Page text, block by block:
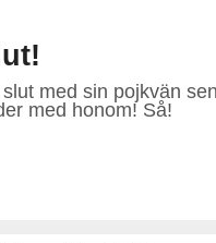
med sin pojkvän
med honom! Så!